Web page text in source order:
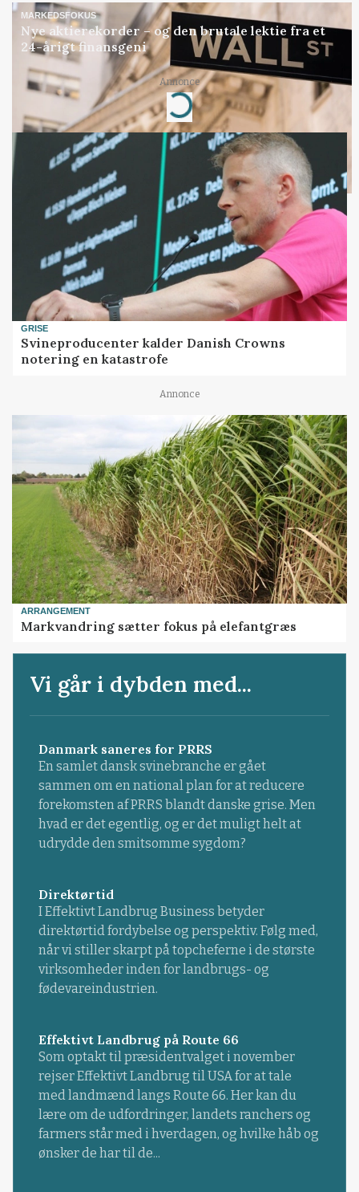
MARKEDSFOKUS
Nye aktierekorder – og den brutale lektie fra et
24-årigt finansgeni
Annonce
Loading...
GRISE
Svineproducenter kalder Danish Crowns
notering en katastrofe
Annonce
ARRANGEMENT
Markvandring sætter fokus på elefantgræs
Vi går i dybden med...
Danmark saneres for PRRS
En samlet dansk svinebranche er gået
sammen om en national plan for at reducere
forekomsten af PRRS blandt danske grise. Men
hvad er det egentlig, og er det muligt helt at
udrydde den smitsomme sygdom?
Direktørtid
I Effektivt Landbrug Business betyder
direktørtid fordybelse og perspektiv. Følg med,
når vi stiller skarpt på topcheferne i de største
virksomheder inden for landbrugs- og
fødevareindustrien.
Effektivt Landbrug på Route 66
Som optakt til præsidentvalget i november
rejser Effektivt Landbrug til USA for at tale
med landmænd langs Route 66. Her kan du
lære om de udfordringer, landets ranchers og
farmers står med i hverdagen, og hvilke håb og
ønsker de har til de...